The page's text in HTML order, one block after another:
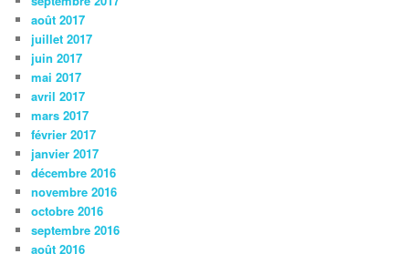
août 2017
juillet 2017
juin 2017
mai 2017
avril 2017
mars 2017
février 2017
janvier 2017
décembre 2016
novembre 2016
octobre 2016
septembre 2016
août 2016